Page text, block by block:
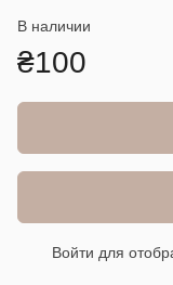
В наличии
₴100
Войти для